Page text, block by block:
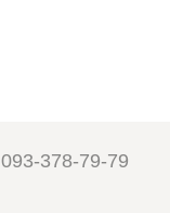
093-378-79-79